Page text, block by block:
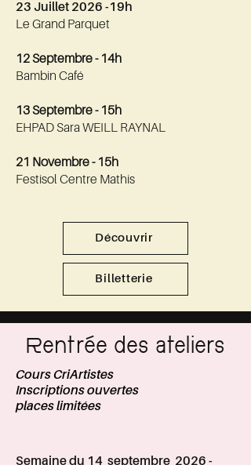
23 Juillet 2026 -19h
Le Grand Parquet
12 Septembre - 14h
Bambin Café
13 Septembre - 15h
EHPAD Sara WEILL RAYNAL
21 Novembre - 15h
Festisol Centre Mathis
Découvrir
Billetterie
Rentrée des ateliers
Cours CriArtistes
Inscriptions ouvertes
places limitées
Semaine du 14 septembre 2026 -